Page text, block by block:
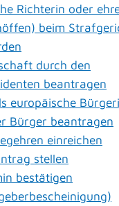
Richterin oder
beim
durch den
beantragen
europäische
Bürger beantragen
einreichen
stellen
bestätigen